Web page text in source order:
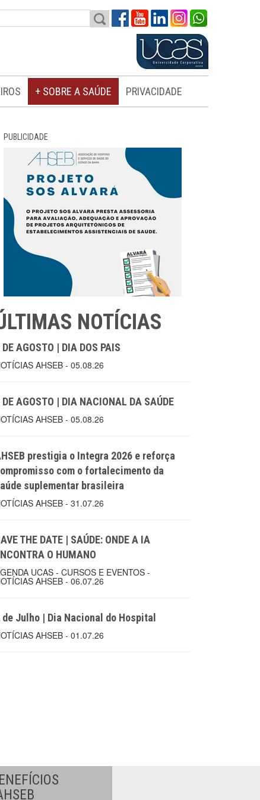
+ SOBRE A SAÚDE PRIVACIDADE
PUBLICIDADE
NOTÍCIAS
DE AGOSTO | DIA DOS PAIS
AHSEB - 05.08.26
DE AGOSTO | DIA NACIONAL DA SAÚDE
AHSEB - 05.08.26
prestigia o Integra 2026 e reforça
com o fortalecimento da
suplementar brasileira
AHSEB - 31.07.26
THE DATE | SAÚDE: ONDE A IA
O HUMANO
UCAS - CURSOS E EVENTOS -
AHSEB - 06.07.26
de Julho | Dia Nacional do Hospital
AHSEB - 01.07.26